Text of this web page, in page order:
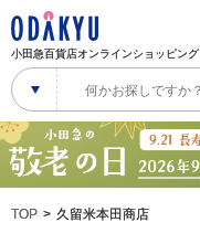
小田急百貨店オンラインショッピング
TOP 久留米本田商店